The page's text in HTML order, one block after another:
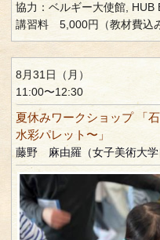
協力：ベルギー大使館, HUB
講習料 5,000円（教材費込
8月31日（月）
11:00〜12:30
夏休みワークショップ 「
水彩パレット〜」
藤野 麻由羅（女子美術大学